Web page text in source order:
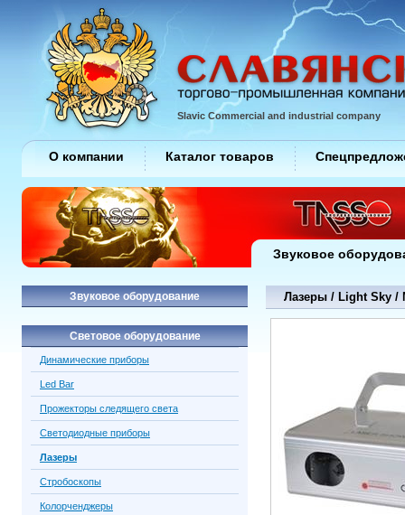
Лазеры / Light Sky /
Звуковое оборудование
Световое оборудование
Динамические приборы
Led Bar
Прожекторы следящего света
Светодиодные приборы
Лазеры
Стробоскопы
Колорченджеры
Slavic Commercial and industrial company
О компании Каталог товаров
Звуковое